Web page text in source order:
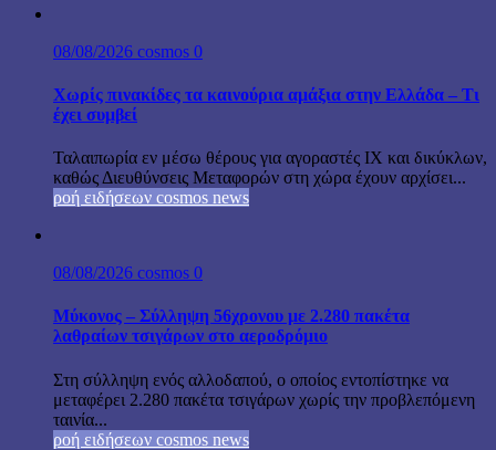
08/08/2026 cosmos 0
Χωρίς πινακίδες τα καινούρια αμάξια στην Ελλάδα – Τι
έχει συμβεί
Ταλαιπωρία εν μέσω θέρους για αγοραστές ΙΧ και δικύκλων,
καθώς Διευθύνσεις Μεταφορών στη χώρα έχουν αρχίσει...
ροή ειδήσεων cosmos news
08/08/2026 cosmos 0
Μύκονος – Σύλληψη 56χρονου με 2.280 πακέτα
λαθραίων τσιγάρων στο αεροδρόμιο
Στη σύλληψη ενός αλλοδαπού, ο οποίος εντοπίστηκε να
μεταφέρει 2.280 πακέτα τσιγάρων χωρίς την προβλεπόμενη
ταινία...
ροή ειδήσεων cosmos news